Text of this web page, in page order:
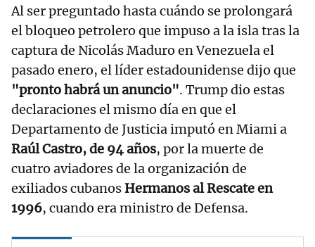
Al ser preguntado hasta cuándo se prolongará
el bloqueo petrolero que impuso a la isla tras la
captura de Nicolás Maduro en Venezuela el
pasado enero, el líder estadounidense dijo que
"pronto habrá un anuncio". Trump dio estas
declaraciones el mismo día en que el
Departamento de Justicia imputó en Miami a
Raúl Castro, de 94 años, por la muerte de
cuatro aviadores de la organización de
exiliados cubanos Hermanos al Rescate en
1996, cuando era ministro de Defensa.